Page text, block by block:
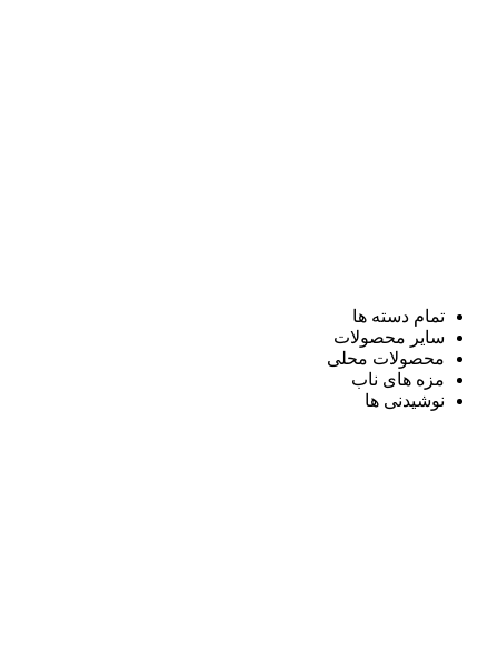
تمام دسته ها
سایر محصولات
محصولات محلی
مزه های ناب
نوشیدنی ها